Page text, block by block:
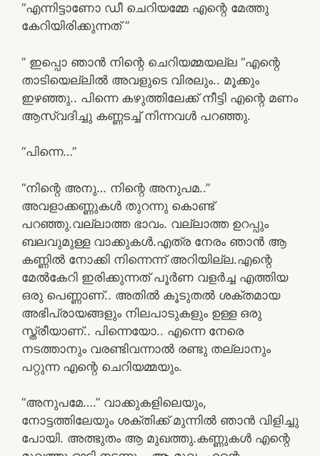
“എന്നിട്ടാണോ ഡീ ചെറിയമ്മേ എന്റെ മേത്തു
കേറിയിരിക്കുന്നത് ”
” ഇപ്പൊ ഞാൻ നിന്റെ ചെറിയമ്മയല്ല “എന്റെ
താടിയെല്ലിൽ അവളുടെ വിരലും.. മൂക്കും
ഇഴഞ്ഞു.. പിന്നെ കഴുത്തിലേക്ക് നീട്ടി എന്റെ മണം
ആസ്വദിച്ചു കണ്ണടച്ച് നിന്നവൾ പറഞ്ഞു.
“പിന്നെ…”
“നിന്റെ അനു… നിന്റെ അനുപമ..”
അവളാക്കണ്ണുകൾ തുറന്നു കൊണ്ട്
പറഞ്ഞു.വല്ലാത്ത ഭാവം. വല്ലാത്ത ഉറപ്പും
ബലവുമുള്ള വാക്കുകൾ.എത്ര നേരം ഞാൻ ആ
കണ്ണിൽ നോക്കി നിന്നെന്ന് അറിയില്ല.എന്റെ
മേൽകേറി ഇരിക്കുന്നത് പൂർണ വളർച്ച എത്തിയ
ഒരു പെണ്ണാണ്.. അതിൽ കൂടുതൽ ശക്തമായ
അഭിപ്രായങ്ങളും നിലപാടുകളും ഉള്ള ഒരു
സ്ത്രീയാണ്.. പിന്നെയോ.. എന്നെ നേരെ
നടത്താനും വരണ്ടിവന്നാൽ രണ്ടു തല്ലാനും
പറ്റുന്ന എന്റെ ചെറിയമ്മയും.
“അനുപമേ….” വാക്കുകളിലെയും,
നോട്ടത്തിലേയും ശക്തിക്ക് മുന്നിൽ ഞാൻ വിളിച്ചു
പോയി. അത്ഭുതം ആ മുഖത്തു.കണ്ണുകൾ എന്റെ